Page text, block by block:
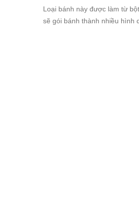
Loại bánh này được làm từ
sẽ gói bánh thành nhiều hình